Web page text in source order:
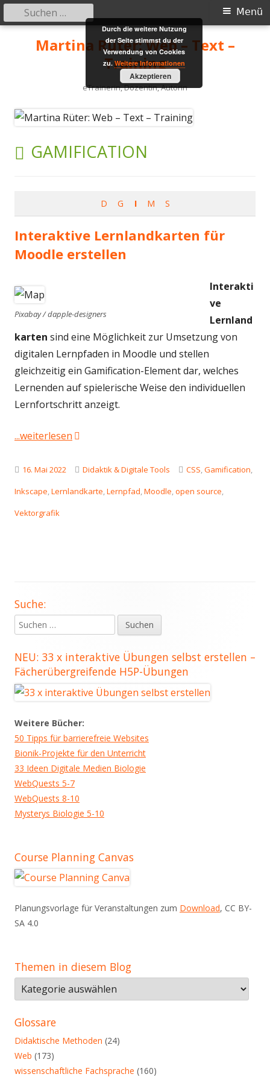
Martina Rüter: Web – Text –
Training
eTrainerin, Dozentin, Autorin
Primäres
Menü
Menü
Suchen
nach:
SCHLAGWORT:
GAMIFICATION
D G I M S
Interaktive Lernlandkarten für
Moodle erstellen
Pixabay / dapple-designers
Interakti
ve
Lernland
karten sind eine Möglichkeit zur Umsetzung von
digitalen Lernpfaden in Moodle und stellen
gleichzeitig ein Gamification-Element dar, welches
Lernenden auf spielerische Weise den individuellen
Lernfortschritt anzeigt.
...weiterlesen "Interaktive Lernlandkarten für Moodle
Veröffentlicht
am
16. Mai 2022 Kategorien
Didaktik & Digitale Tools Schlagwörter
CSS,Gamification,
Inkscape,Lernlandkarte,Lernpfad,Moodle,open source,
Vektorgrafik
Haupt-
Seitenleiste
Suche:
Suchen
nach:
NEU: 33 x interaktive Übungen selbst erstellen –
Fächerübergreifende H5P-Übungen
Weitere Bücher:
50 Tipps für barrierefreie Websites
Bionik-Projekte für den Unterricht
33 Ideen Digitale Medien Biologie
WebQuests 5-7
WebQuests 8-10
Mysterys Biologie 5-10
Course Planning Canvas
Planungsvorlage für Veranstaltungen zum Download, CC BY-
SA 4.0
Themen in diesem Blog
Themen
in
diesem
Blog
Glossare
Didaktische Methoden (24)
Web (173)
wissenschaftliche Fachsprache (160)
Durch die weitere Nutzung
der Seite stimmst du der
Verwendung von Cookies
zu. Weitere Informationen
Akzeptieren